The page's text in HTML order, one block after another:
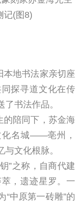
地书法家亲切座
探寻道文化在传
书法作品。
陪同下，苏金海
化名城——亳州，
文化根脉。
”之称，自商代建
，遗迹星罗。一
“中原第一砖雕”的